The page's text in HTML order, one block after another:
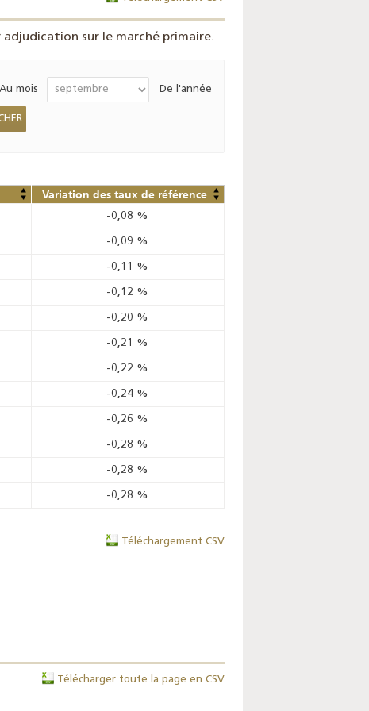
sur le marché primaire.
Au mois De l'année
Variation des taux de référence
-0,08 %
-0,09 %
-0,11 %
-0,12 %
-0,20 %
-0,21 %
-0,22 %
-0,24 %
-0,26 %
-0,28 %
-0,28 %
-0,28 %
Téléchargement CSV
Télécharger toute la page en CSV